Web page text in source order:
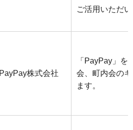
ご活用いただ
PayPay株式会社
「PayPay」を
会、町内会の
ます。